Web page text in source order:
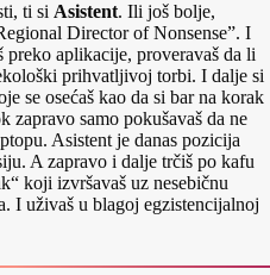
ti si Asistent. Ili još bolje,
Director of Nonsense”. I
preko aplikacije, proveravaš da li
prihvatljivoj torbi. I dalje si
se osećaš kao da si bar na korak
zapravo samo pokušavaš da ne
Asistent je danas pozicija
A zapravo i dalje trčiš po kafu
koji izvršavaš uz nesebičnu
I uživaš u blagoj egzistencijalnoj